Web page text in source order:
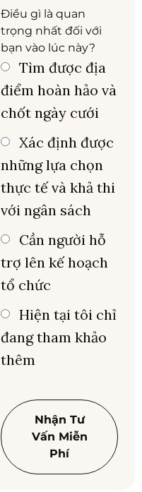
Điều gì là quan
trọng nhất đối với
bạn vào lúc này?
Tìm được địa
điểm hoàn hảo và
chốt ngày cưới
Xác định được
những lựa chọn
thực tế và khả thi
với ngân sách
Cần người hỗ
trợ lên kế hoạch
tổ chức
Hiện tại tôi chỉ
đang tham khảo
thêm
Nhận Tư
Vấn Miễn
Phí